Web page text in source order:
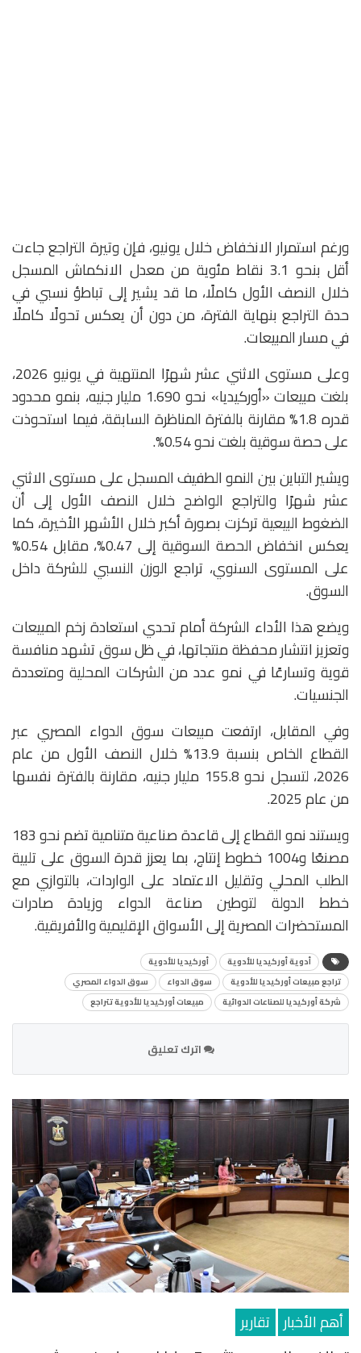
ورغم استمرار الانخفاض خلال يونيو، فإن وتيرة التراجع جاءت
أقل بنحو 3.1 نقاط مئوية من معدل الانكماش المسجل
خلال النصف الأول كاملًا، ما قد يشير إلى تباطؤ نسبي في
حدة التراجع بنهاية الفترة، من دون أن يعكس تحولًا كاملًا
في مسار المبيعات.
وعلى مستوى الاثني عشر شهرًا المنتهية في يونيو 2026،
بلغت مبيعات «أوركيديا» نحو 1.690 مليار جنيه، بنمو محدود
قدره 1.8% مقارنة بالفترة المناظرة السابقة، فيما استحوذت
على حصة سوقية بلغت نحو 0.54%.
ويشير التباين بين النمو الطفيف المسجل على مستوى الاثني
عشر شهرًا والتراجع الواضح خلال النصف الأول إلى أن
الضغوط البيعية تركزت بصورة أكبر خلال الأشهر الأخيرة، كما
يعكس انخفاض الحصة السوقية إلى 0.47%، مقابل 0.54%
على المستوى السنوي، تراجع الوزن النسبي للشركة داخل
السوق.
ويضع هذا الأداء الشركة أمام تحدي استعادة زخم المبيعات
وتعزيز انتشار محفظة منتجاتها، في ظل سوق تشهد منافسة
قوية وتسارعًا في نمو عدد من الشركات المحلية ومتعددة
الجنسيات.
وفي المقابل، ارتفعت مبيعات سوق الدواء المصري عبر
القطاع الخاص بنسبة 13.9% خلال النصف الأول من عام
2026، لتسجل نحو 155.8 مليار جنيه، مقارنة بالفترة نفسها
من عام 2025.
ويستند نمو القطاع إلى قاعدة صناعية متنامية تضم نحو 183
مصنعًا و1004 خطوط إنتاج، بما يعزز قدرة السوق على تلبية
الطلب المحلي وتقليل الاعتماد على الواردات، بالتوازي مع
خطط الدولة لتوطين صناعة الدواء وزيادة صادرات
المستحضرات المصرية إلى الأسواق الإقليمية والأفريقية.
أدوية أوركيديا للأدوية
أوركيديا للأدوية
تراجع مبيعات أوركيديا للأدوية
سوق الدواء
سوق الدواء المصري
شركة أوركيديا للصناعات الدوائية
مبيعات أوركيديا للأدوية تتراجع
اترك تعليق
أهم الأخبار تقارير